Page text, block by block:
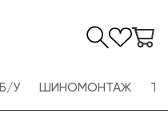
У ШИНОМОНТАЖ